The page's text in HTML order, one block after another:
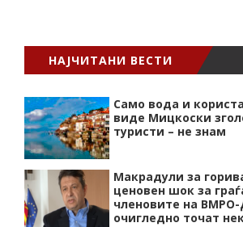
НАЈЧИТАНИ ВЕСТИ
Само вода и
виде Мицкоски
туристи – не знам
Макрадули за
ценовен шок за
членовите на
очигледно точат